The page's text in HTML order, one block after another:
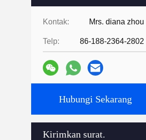
Kontak: Mrs. diana zhou
Telp: 86-188-2364-2802
Hubungi Sekarang
Kirimkan surat.